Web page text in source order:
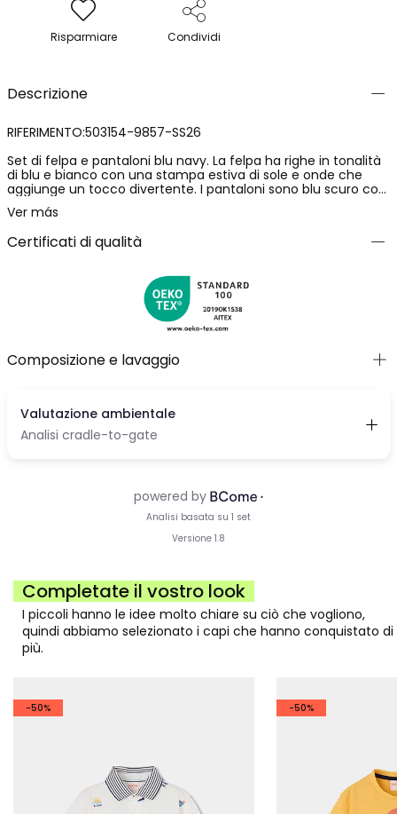
Risparmiare Condividi
Descrizione
RIFERIMENTO:503154-9857-SS26
Set di felpa e pantaloni blu navy. La felpa ha righe in tonalità
di blu e bianco con una stampa estiva di sole e onde che
aggiunge un tocco divertente. I pantaloni sono blu scuro con
una vita elastica dotata di cordoncino regolabile. Realizzato in
materiale a maglia comodo e caldo, è ideale per l'uso
quotidiano. Disponibile in taglie da 12 mesi a 10 anni, combina
stile e comfort. Perfetto per creare un look casual e
Ver más
Certificati di qualità
Composizione e lavaggio
Completate il vostro look
I piccoli hanno le idee molto chiare su ciò che vogliono,
quindi abbiamo selezionato i capi che hanno conquistato di
più.
-50% -50%